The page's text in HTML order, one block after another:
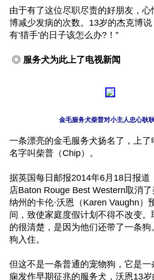
由于有了这位尽职尽责的好朋友，心
博减少发病的次数。13岁的杰克博说
有‘猎手’的日子该怎么办?！”
◎ 服务犬为此上了电视新闻
金毛服务犬柴普对小主人忠心耿耿
一条漂亮的金毛服务犬扬名了，上了
名字叫柴普（Chip）。
据英国每日邮报2014年6月18日报道
店Baton Rouge Best Western取消
纳州的卡伦·沃恩（Karen Vaughn）
间，致使家庭度假计划不得不改变。
的很清楚，是因为他们还带了一条狗
狗入住。
但这不是一条普通的宠物狗，它是一
痫发作早期征兆的服务犬，沃恩13